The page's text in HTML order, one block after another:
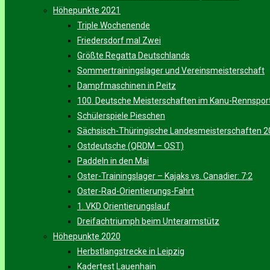
Höhepunkte 2021
Triple Wochenende
Friedersdorf mal Zwei
Größte Regatta Deutschlands
Sommertrainingslager und Vereinsmeisterschaft
Dampfmaschinen in Peitz
100. Deutsche Meisterschaften im Kanu-
Schülerspiele Pieschen
Sächsisch-Thüringische Landesmeisterschaften
Ostdeutsche (QRDM – OST)
Paddeln in den Mai
Oster-Trainingslager – Kajaks vs. Canadier: 7:2
Oster-Rad-Orientierungs-Fahrt
1. VKD Orientierungslauf
Dreifachtriumph beim Unterarmstütz
Höhepunkte 2020
Herbstlangstrecke in Leipzig
Kadertest Lauenhain